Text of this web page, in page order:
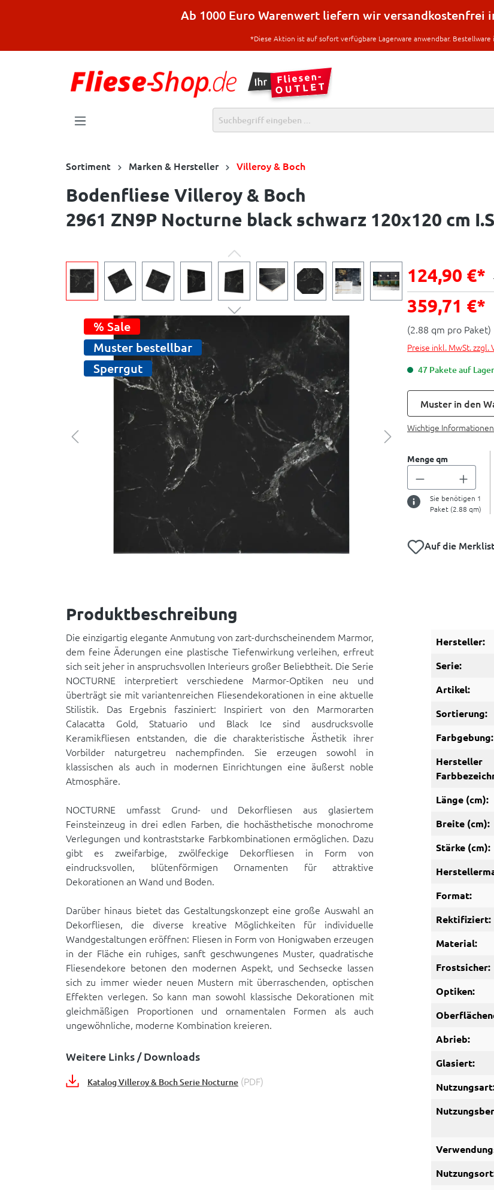
Ab 1000 Euro Warenwert liefern wir versandkostenfrei
*Diese Aktion ist auf sofort verfügbare Lagerware anwendbar. Bestellware
Sortiment Marken & Hersteller Villeroy & Boch
Bodenfliese Villeroy & Boch
2961 ZN9P Nocturne black schwarz 120x120 cm
% Sale
Muster bestellbar
Sperrgut
124,90 €*
359,71 €*
(2.88 qm pro Paket)
Preise inkl. MwSt. zzgl.
47 Pakete auf
Muster in den
Wichtige
Menge qm
Sie benötigen 1
Paket (2.88 qm)
Auf die
Produktbeschreibung
Die einzigartig elegante Anmutung von zart-durchscheinendem Marmor,
dem feine Äderungen eine plastische Tiefenwirkung verleihen, erfreut
sich seit jeher in anspruchsvollen Interieurs großer Beliebtheit. Die Serie
NOCTURNE interpretiert verschiedene Marmor-Optiken neu und
überträgt sie mit variantenreichen Fliesendekorationen in eine aktuelle
Stilistik. Das Ergebnis fasziniert: Inspiriert von den Marmorarten
Calacatta Gold, Statuario und Black Ice sind ausdrucksvolle
Keramikfliesen entstanden, die die charakteristische Ästhetik ihrer
Vorbilder naturgetreu nachempfinden. Sie erzeugen sowohl in
klassischen als auch in modernen Einrichtungen eine äußerst noble
Atmosphäre.
NOCTURNE umfasst Grund- und Dekorfliesen aus glasiertem
Feinsteinzeug in drei edlen Farben, die hochästhetische monochrome
Verlegungen und kontraststarke Farbkombinationen ermöglichen. Dazu
gibt es zweifarbige, zwölfeckige Dekorfliesen in Form von
eindrucksvollen, blütenförmigen Ornamenten für attraktive
Dekorationen an Wand und Boden.
Darüber hinaus bietet das Gestaltungskonzept eine große Auswahl an
Dekorfliesen, die diverse kreative Möglichkeiten für individuelle
Wandgestaltungen eröffnen: Fliesen in Form von Honigwaben erzeugen
in der Fläche ein ruhiges, sanft geschwungenes Muster, quadratische
Fliesendekore betonen den modernen Aspekt, und Sechsecke lassen
sich zu immer wieder neuen Mustern mit überraschenden, optischen
Effekten verlegen. So kann man sowohl klassische Dekorationen mit
gleichmäßigen Proportionen und ornamentalen Formen als auch
ungewöhnliche, moderne Kombination kreieren.
Weitere Links / Downloads
Katalog Villeroy & Boch Serie Nocturne (PDF)
Hersteller:
Serie:
Artikel:
Sortierung:
Farbgebung:
Hersteller
Länge (cm):
Breite (cm):
Stärke (cm):
Format:
Rektifiziert:
Material:
Frostsicher:
Optiken:
Abrieb:
Glasiert: